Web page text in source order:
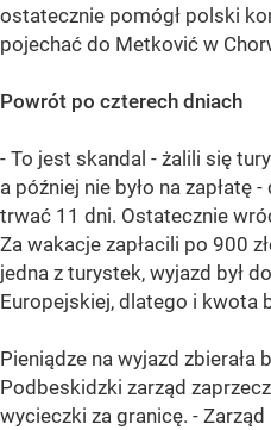
ostatecznie pomógł polski
pojechać do Metković w
Powrót po czterech dniach
- To jest skandal - żalili się
a później nie było na zapłatę
trwać 11 dni. Ostatecznie
Za wakacje zapłacili po 900
jedna z turystek, wyjazd był
Europejskiej, dlatego i kwota
Pieniądze na wyjazd zbierała
Podbeskidzki zarząd
wycieczki za granicę. -